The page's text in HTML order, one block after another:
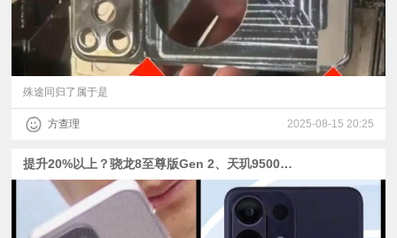
殊途同归了属于是
方查理 2025-08-15 20:25
提升20%以上？骁龙8至尊版Gen 2、天玑9500爆料 | 小米YU7中文读音为“御 7” | 一加13T真机图爆料